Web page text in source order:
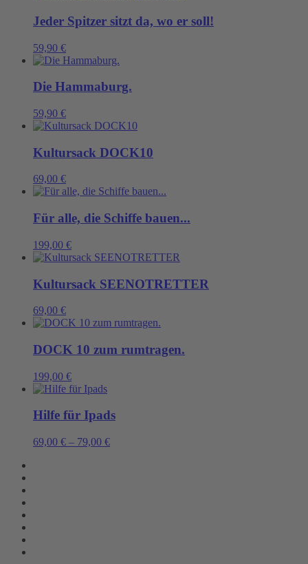
Jeder Spitzer sitzt da, wo er soll!
59,90 €
Die Hammaburg.
59,90 €
Kultursack DOCK10
69,00 €
Für alle, die Schiffe bauen...
199,00 €
Kultursack SEENOTRETTER
69,00 €
DOCK 10 zum rumtragen.
199,00 €
Hilfe für Ipads
69,00 € – 79,00 €